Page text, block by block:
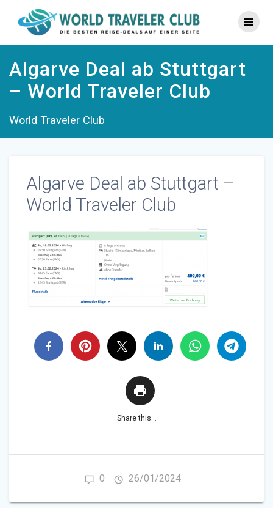
Inhalt
springen
Algarve Deal ab Stuttgart
– World Traveler Club
World Traveler Club
Algarve Deal ab Stuttgart –
World Traveler Club
Share this...
0 26/01/2024